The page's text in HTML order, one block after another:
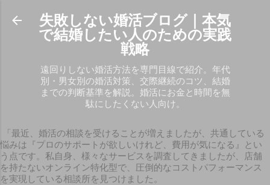
スキップしてメイン コンテンツに移動
失敗しない婚活ブログ｜本気
で結婚したい人のための実践
戦略
遠回りしない婚活方法を専門目線で紹介。年代
別・男女別の婚活対策、交際継続のコツ、結婚
までの判断基準を解説。婚活にお金と時間を無
駄にしたくない人向け。
「最近、婚活の相談を受けることが増えましたが、共通している
悩みは『プロのサポートが欲しいけれど、費用が気になる』とい
う点です。私自身、様々なサービスを調査してきましたが、店舗
を持たないオンライン特化型で、圧倒的なコストパフォーマンス
を実現している相談所を見つけました。